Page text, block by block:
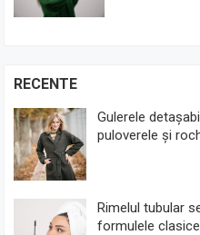
RECENTE
Gulerele
puloverele și
Rimelul tubular
formulele clasice